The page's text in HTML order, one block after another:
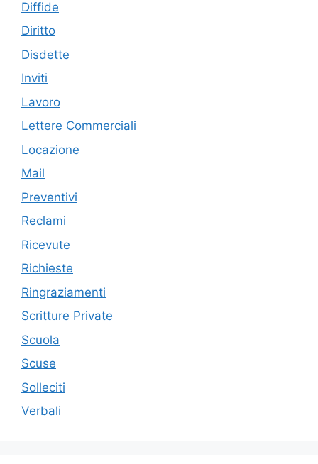
Diffide
Diritto
Disdette
Inviti
Lavoro
Lettere Commerciali
Locazione
Mail
Preventivi
Reclami
Ricevute
Richieste
Ringraziamenti
Scritture Private
Scuola
Scuse
Solleciti
Verbali